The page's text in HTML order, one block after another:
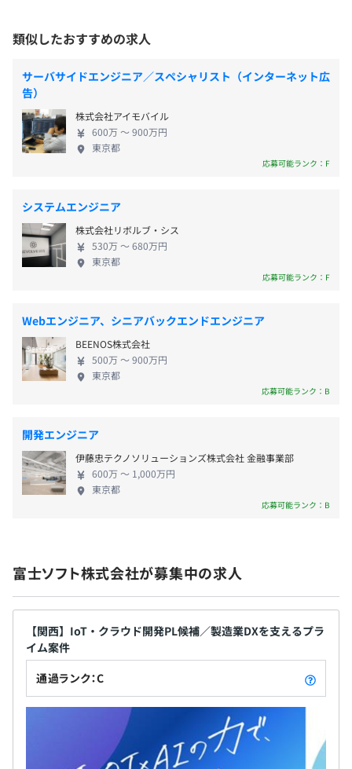
・長期休暇
・通勤手当：全額支給
・深夜手当：割増賃金率25％
・休日手当：割増賃金率35％（※法定休日が対象になり
・超過勤務手当：割増賃金率25％（※1カ月の法定労働時
間を超えた勤務が60時間を上回る時間数のみ割増賃金率
50％となります）
・賞与：年2回
・前年度業績目標達成度に応じて、達成祝い金や未達成残
念金の支給あり
・昇給：年1回
・昇格審査：年2回
無期雇用
6カ月（条件などの変更はありません）
業としての競争力を高めています。 ・ITとOTを融合
した新事業開拓。業務知識と技術力を強みに、社会
課題やお客様の本質的な課題に応える新領域へ挑戦
しています。 これらを支えているのが、「お客様」
「人財」「戦略パートナー」の3つの基盤を連動させ
た成長サイクルです。 人が育ち、技術が蓄積さ
れ、その成果がお客様価値につながる—— その好
循環によって、富士ソフトは中長期での成長を実現
なす高度なエンジニア育成を推進しています。ICTの
専門プロ集団の一員になり、新たな技術力や付加価
値を提供できるエンジニアへ成長したい方をお待ち
しております。 管理職以外のキャリアパスとして、
専門性を磨くスペシャリスト、プロジェクト運営に
用意しています。 技術領域が広く、上流から下流ま
での工程を網羅し、案件自体も多数ございますの
で、社内でのキャリアチェンジも相談可能です。
【働き方について】 年休は30分単位で消化可能。ま
た、年休消化推奨日を設け、年末年始やGW、夏季休
コアタイムなしのフルフレックス制や在宅勤務・リ
モートワークなど、柔軟な働き方が実現できる制度
を導入しており、その取り組みは下記のように認め
られています。 健康経営優良法人 テレワーク先
駆者百選 プラチナくるみん えるぼし3段階目
類似したおすすめの求人
サーバサイドエンジニア／スペシャリスト（インターネット広
告）
株式会社アイモバイル
600万 〜 900万円
東京都
応募可能ランク：F
システムエンジニア
株式会社リボルブ・シス
530万 〜 680万円
東京都
応募可能ランク：F
Webエンジニア、シニアバックエンドエンジニア
BEENOS株式会社
500万 〜 900万円
東京都
応募可能ランク：B
開発エンジニア
伊藤忠テクノソリューションズ株式会社 金融事業部
600万 〜 1,000万円
東京都
応募可能ランク：B
富士ソフト株式会社が募集中の求人
【関西】IoT・クラウド開発PL候補／製造業DXを支えるプラ
イム案件
通過ランク：C